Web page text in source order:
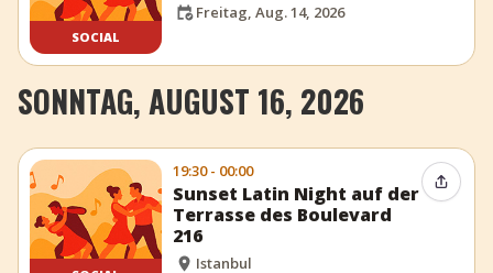
SOCIAL
Freitag, Aug. 14, 2026
SONNTAG, AUGUST 16, 2026
19:30 - 00:00
Sunset Latin Night auf der
Terrasse des Boulevard
216
Istanbul
Event